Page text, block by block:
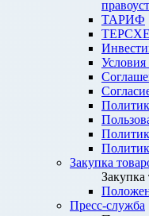
ТАРИФ
Условия
Закупка
Закупка
Пресс-служба